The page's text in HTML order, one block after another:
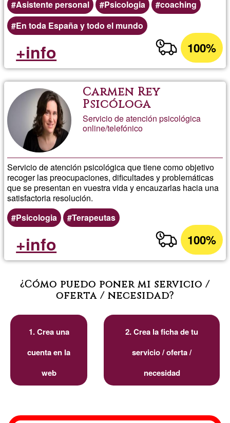
Asistente personal
Psicologia
coaching
En toda España y todo el mundo
100%
+info
Carmen Rey
Psicóloga
Servicio de atención psicológica
online/telefónico
Servicio de atención psicológica que tiene como objetivo
recoger las preocupaciones, dificultades y problemáticas
que se presentan en vuestra vida y encauzarlas hacia una
satisfactoria resolución.
Psicologia
Terapeutas
100%
+info
¿Cómo puedo poner mi servicio /
oferta / necesidad?
1. Crea una
cuenta en la
web
2. Crea la ficha de tu
servicio / oferta /
necesidad